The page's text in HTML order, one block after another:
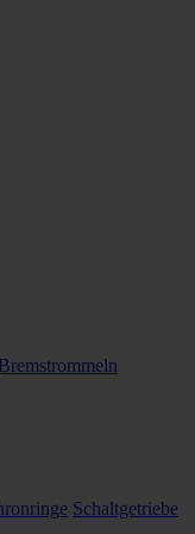
Bremstrommeln
Schaltgetriebe